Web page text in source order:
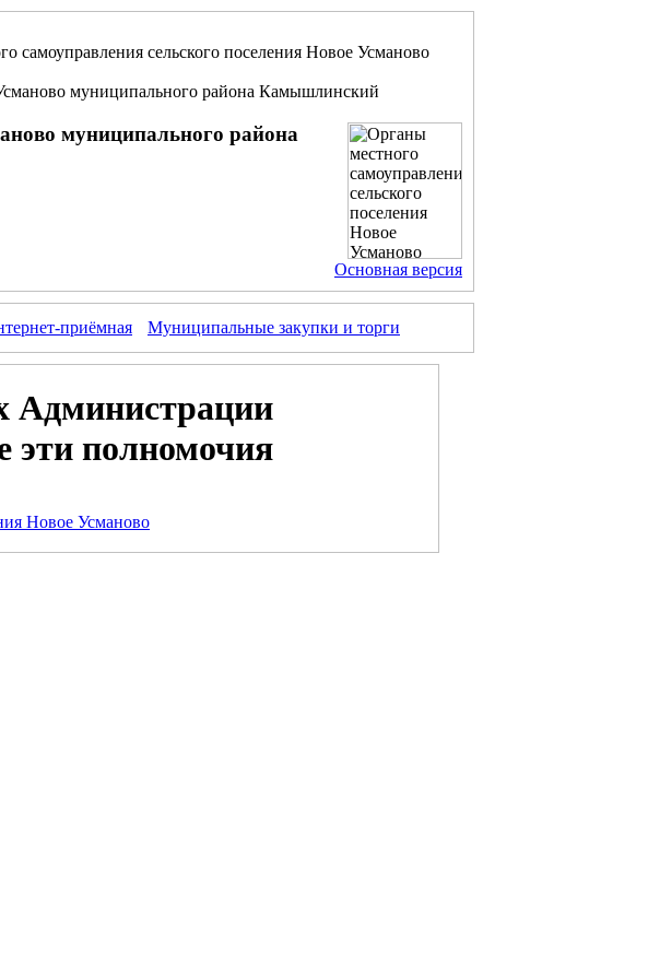
самоуправления сельского поселения Новое Усманово
муниципального района Камышлинский
муниципального района
Основная версия
приёмная Муниципальные закупки и торги
Администрации
эти полномочия
Новое Усманово